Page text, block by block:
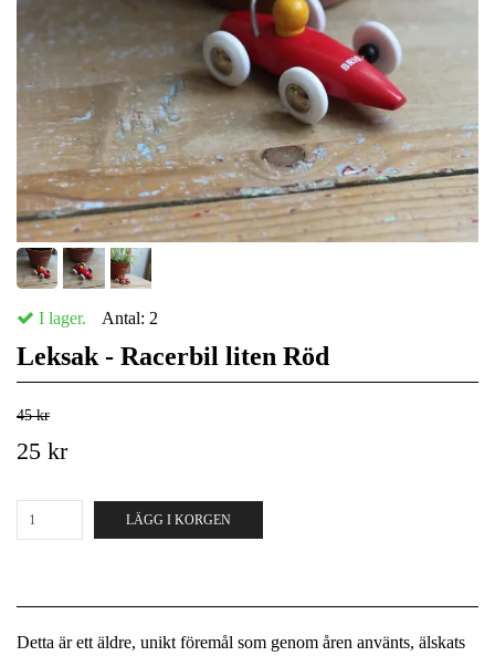
I lager. Antal: 2
Leksak - Racerbil liten Röd
45 kr
25 kr
LÄGG I KORGEN
Detta är ett äldre, unikt föremål som genom åren använts, älskats